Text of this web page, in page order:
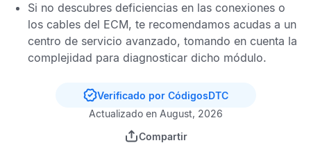
Si no descubres deficiencias en las conexiones o
los cables del ECM, te recomendamos acudas a un
centro de servicio avanzado, tomando en cuenta la
complejidad para diagnosticar dicho módulo.
Verificado por CódigosDTC
Actualizado en August, 2026
Compartir